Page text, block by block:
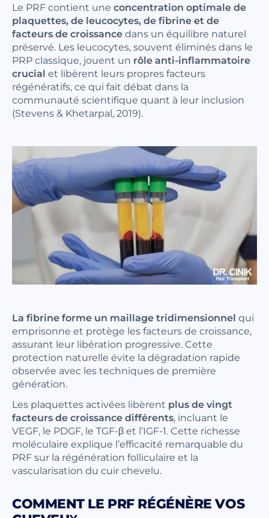
Le PRF contient une concentration optimale de
plaquettes, de leucocytes, de fibrine et de
facteurs de croissancedans un équilibre naturel
préservé. Les leucocytes, souvent éliminés dans le
PRP classique, jouent un rôle anti-inflammatoire
crucial et libèrent leurs propres facteurs
régénératifs, ce qui fait débat dans la
communauté scientifique quant à leur inclusion
(Stevens & Khetarpal, 2019).
La fibrine forme un maillage tridimensionnel qui
emprisonne et protège les facteurs de croissance,
assurant leur libération progressive. Cette
protection naturelle évite la dégradation rapide
observée avec les techniques de première
génération.
Les plaquettes activées libèrent plus de vingt
facteurs de croissance différents, incluant le
VEGF, le PDGF, le TGF-β et l’IGF-1. Cette richesse
moléculaire explique l’efficacité remarquable du
PRF sur la régénération folliculaire et la
vascularisation du cuir chevelu.
COMMENT LE PRF RÉGÉNÈRE VOS